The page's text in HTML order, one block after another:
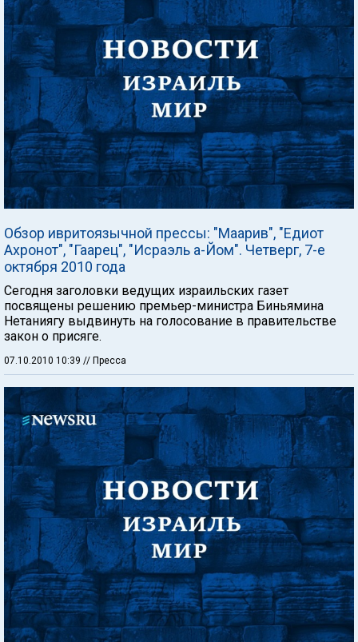
Обзор ивритоязычной прессы: "Маарив", "Едиот
Ахронот", "Гаарец", "Исраэль а-Йом". Четверг, 7-е
октября 2010 года
Сегодня заголовки ведущих израильских газет
посвящены решению премьер-министра Биньямина
Нетаниягу выдвинуть на голосование в правительстве
закон о присяге.
07.10.2010 10:39 // Пресса